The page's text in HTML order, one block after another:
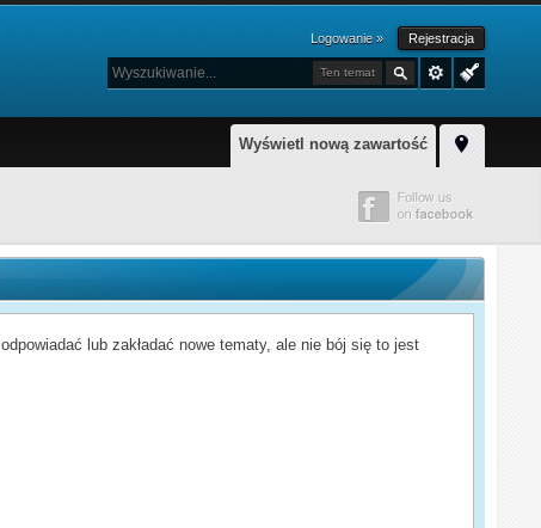
Logowanie » Rejestracja
Ten temat
Wyświetl nową zawartość
lub zakładać nowe tematy, ale nie bój się to jest